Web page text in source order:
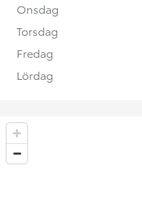
Onsdag
Torsdag
Fredag
Lördag